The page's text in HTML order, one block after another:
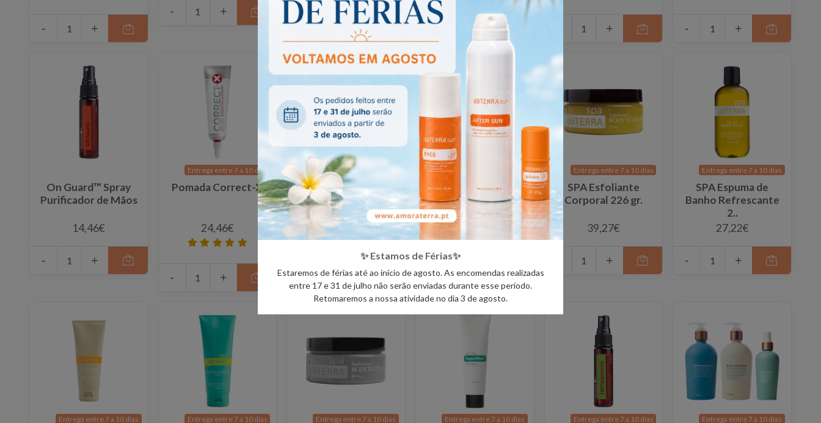
- +
- + - + - +
+ - +
On Guard™ Spray
Purificador de Mãos
14,46€
- +
Entrega entre 7 a 10 días
Pomada Correct-X
24,46€
- +
Salubelle™ Óleo
Essencial Roll-On..
135,05€
Serenity™ Stick +
Valeriana 30g
- +
Entrega entre 7 a 10 días
SPA Esfoliante
Corporal 226 gr.
39,27€
+
Entrega entre 7 a 10 días
SPA Espuma de
Banho Refrescante
2..
27,22€
- +
Entrega entre 7 a 10 días Entrega entre 7 a 10 días Entrega entre 7 a 10 días Entrega entre 7 a 10 días Entrega entre 7 a 10 días Entrega entre 7 a 10 días
✨ Estamos de Férias✨
Estaremos de férias até ao início de agosto. As encomendas realizadas
entre 17 e 31 de julho não serão enviadas durante esse período.
Retomaremos a nossa atividade no dia 3 de agosto.